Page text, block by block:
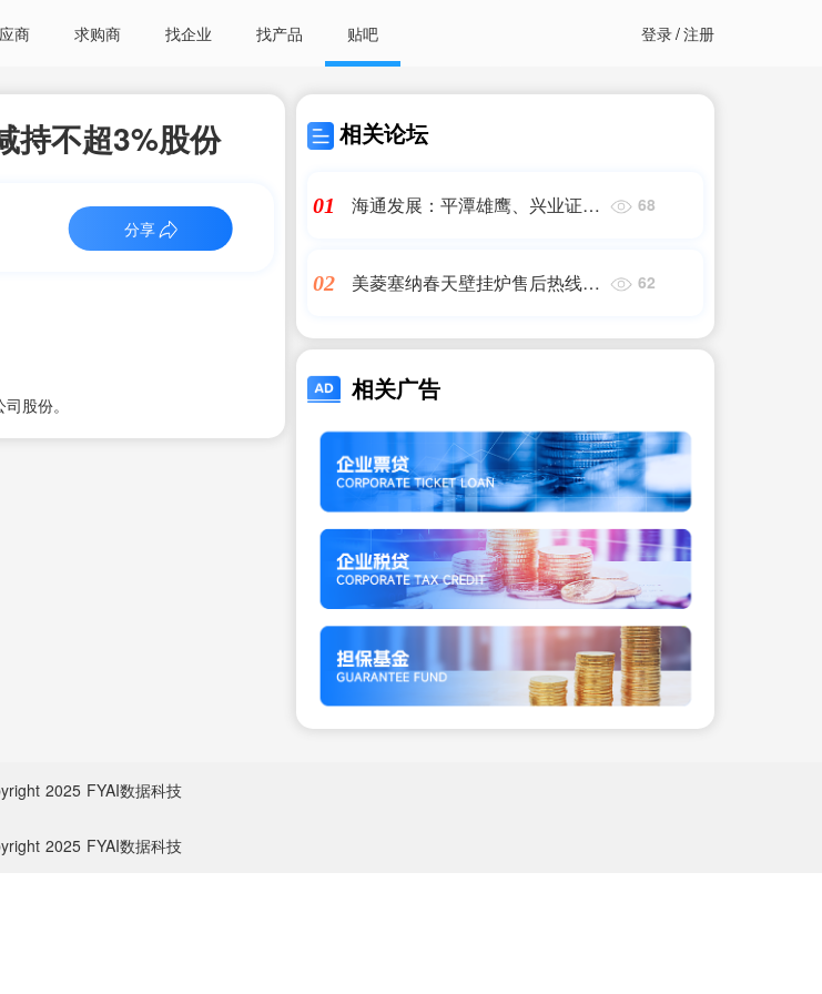
商 求购商 找企业 找产品 贴吧 登录/注册
持不超3%股份
分享
股份。
相关论坛
01
海通发展：平潭雄鹰、兴业证券
68
02
美菱塞纳春天壁挂炉售后热线
62
相关广告
2025 FYAI数据科技
2025 FYAI数据科技